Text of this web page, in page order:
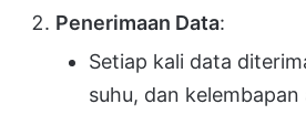
Penerimaan Data:
Setiap kali data
suhu, dan